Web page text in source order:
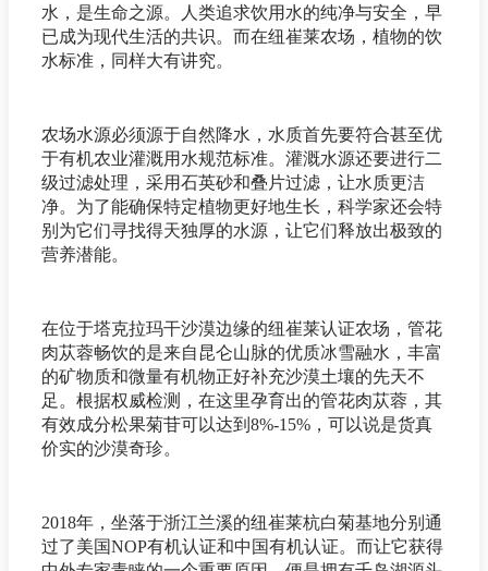
水，是生命之源。人类追求饮用水的纯净与安全，早
已成为现代生活的共识。而在纽崔莱农场，植物的饮
水标准，同样大有讲究。
农场水源必须源于自然降水，水质首先要符合甚至优
于有机农业灌溉用水规范标准。灌溉水源还要进行二
级过滤处理，采用石英砂和叠片过滤，让水质更洁
净。为了能确保特定植物更好地生长，科学家还会特
别为它们寻找得天独厚的水源，让它们释放出极致的
营养潜能。
在位于塔克拉玛干沙漠边缘的纽崔莱认证农场，管花
肉苁蓉畅饮的是来自昆仑山脉的优质冰雪融水，丰富
的矿物质和微量有机物正好补充沙漠土壤的先天不
足。根据权威检测，在这里孕育出的管花肉苁蓉，其
有效成分松果菊苷可以达到8%-15%，可以说是货真
价实的沙漠奇珍。
2018年，坐落于浙江兰溪的纽崔莱杭白菊基地分别通
过了美国NOP有机认证和中国有机认证。而让它获得